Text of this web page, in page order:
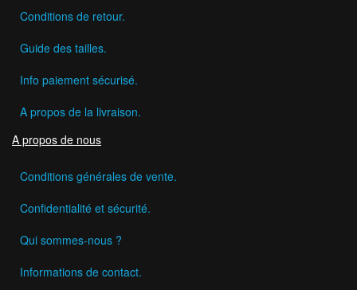
Conditions de retour.
Guide des tailles.
Info paiement sécurisé.
A propos de la livraison.
A propos de nous
Conditions générales de vente.
Confidentialité et sécurité.
Qui sommes-nous ?
Informations de contact.